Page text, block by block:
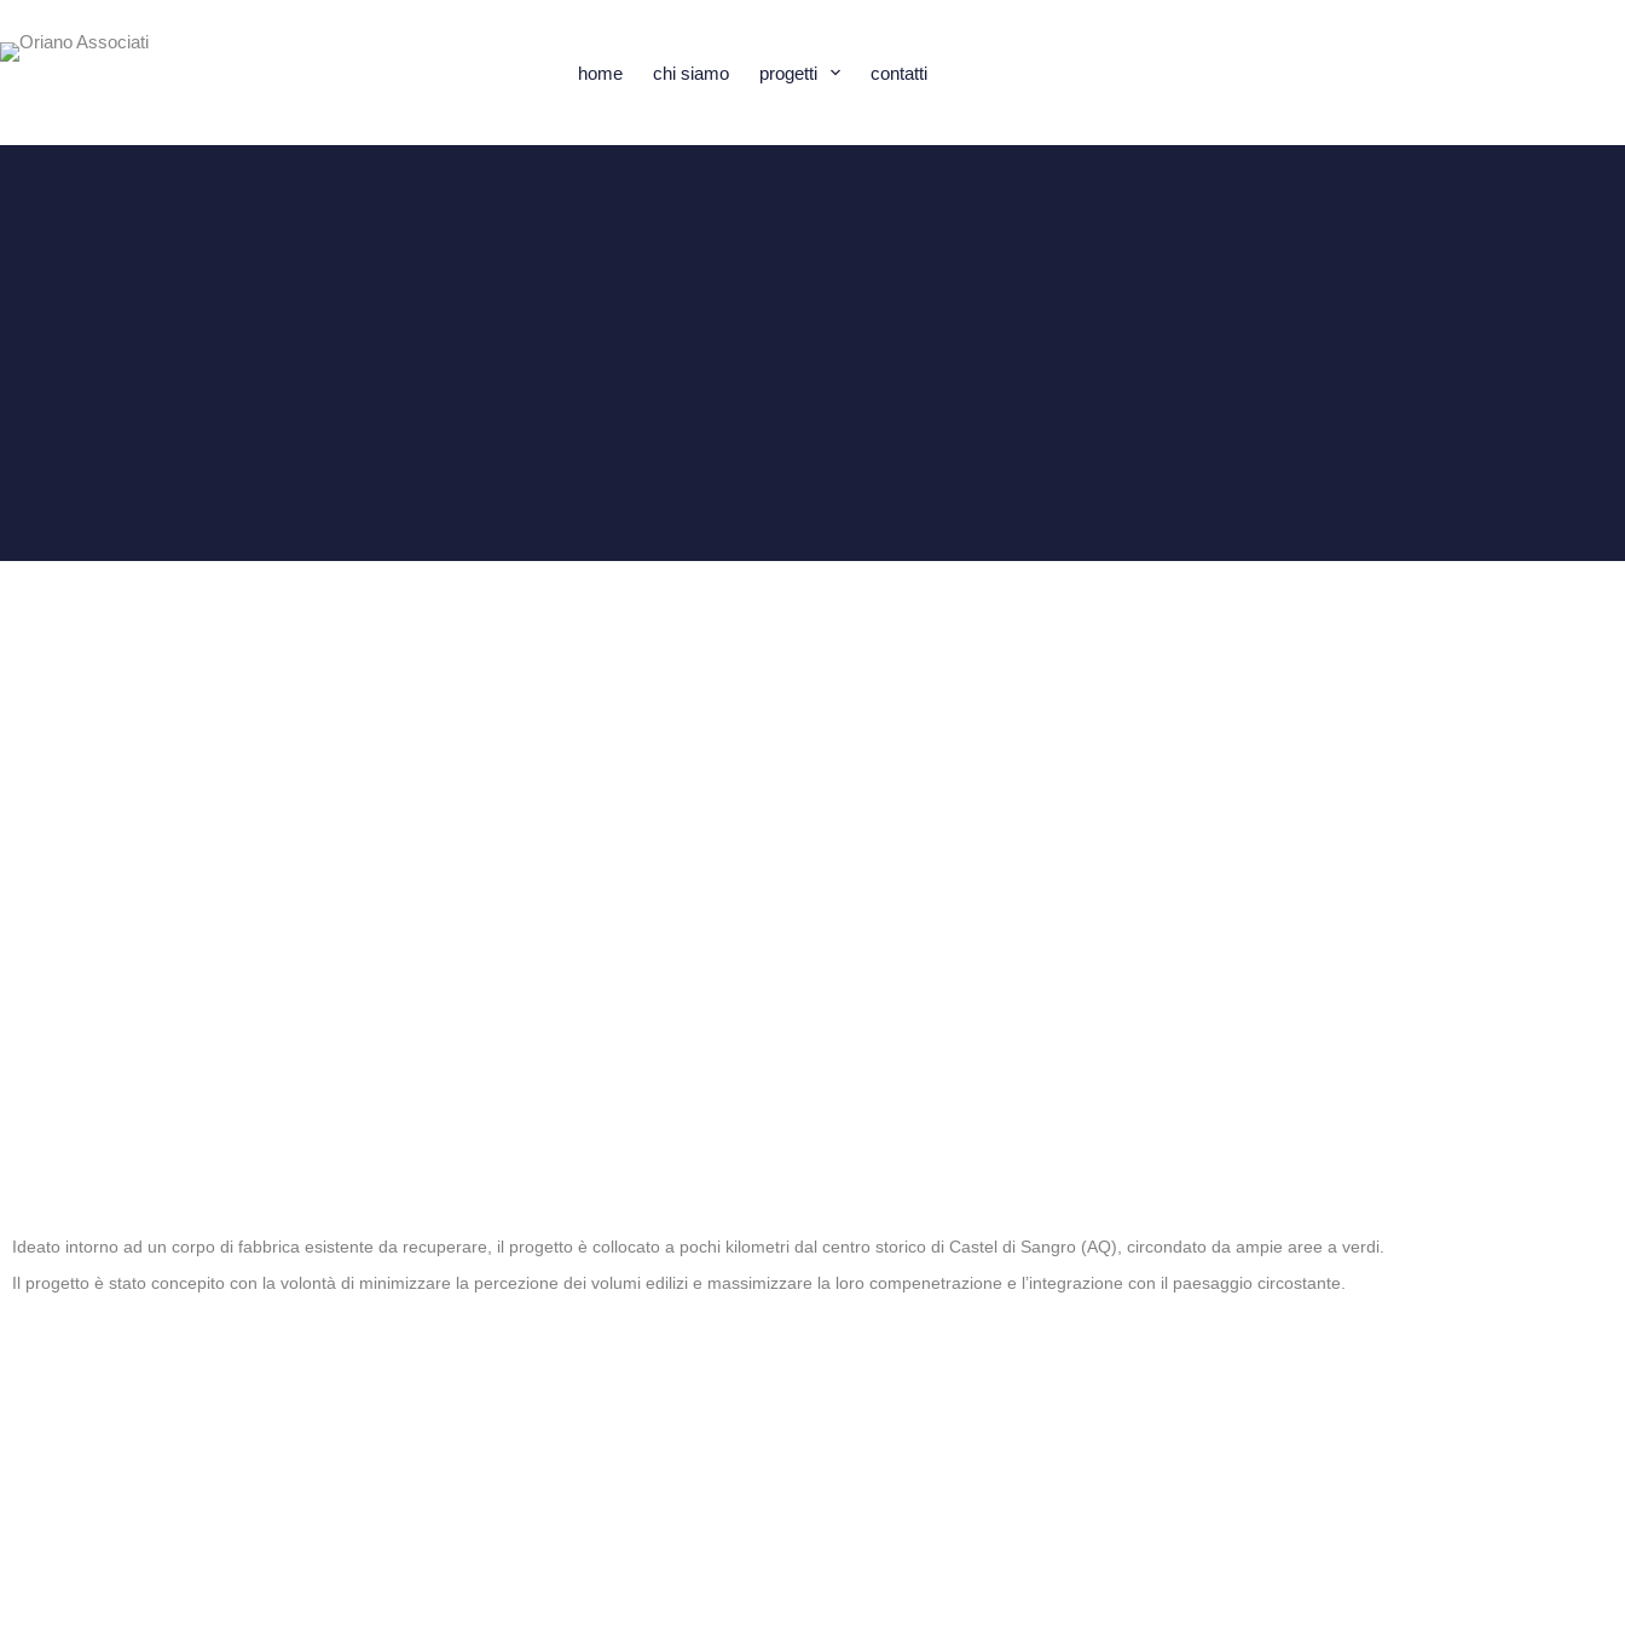
home chi siamo progetti contatti
Ideato intorno ad un corpo di fabbrica esistente da recuperare, il progetto è collocato a pochi kilometri dal centro storico di Castel di Sangro (AQ), circondato da ampie aree a verdi.
Il progetto è stato concepito con la volontà di minimizzare la percezione dei volumi edilizi e massimizzare la loro compenetrazione e l’integrazione con il paesaggio circostante.